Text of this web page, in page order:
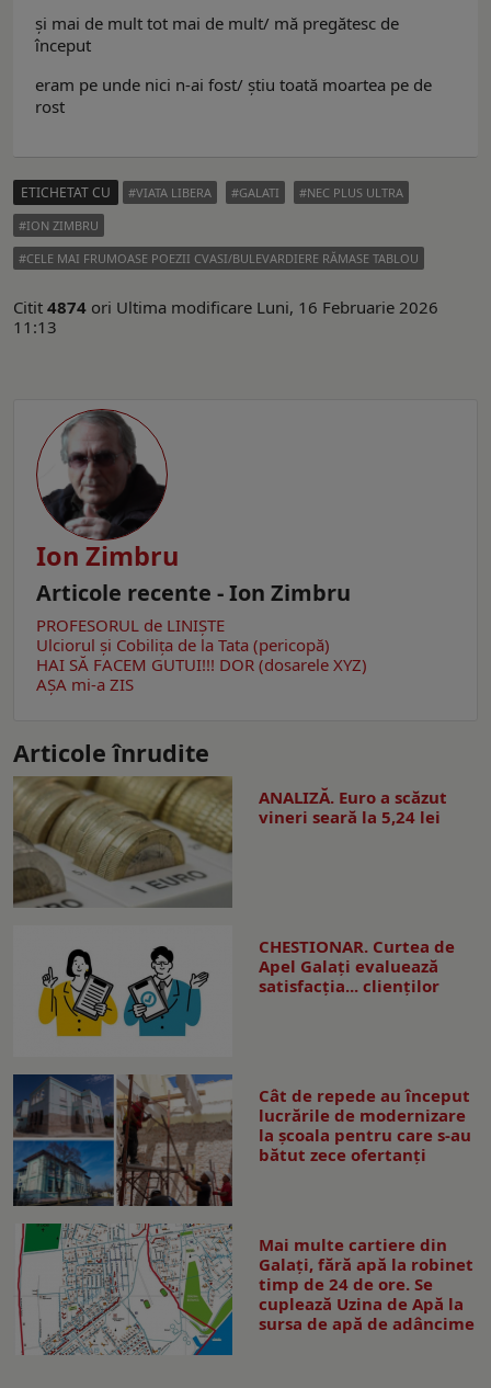
şi mai de mult tot mai de mult/ mă pregătesc de
început
eram pe unde nici n-ai fost/ ştiu toată moartea pe de
rost
ETICHETAT CU VIATA LIBERA GALATI
NEC PLUS ULTRA
ION ZIMBRU
CELE MAI FRUMOASE POEZII CVASI/BULEVARDIERE RĂMASE TABLOU
Citit 4874 ori Ultima modificare Luni, 16 Februarie 2026
11:13
Ion Zimbru
Articole recente - Ion Zimbru
PROFESORUL de LINIȘTE
Ulciorul şi Cobiliţa de la Tata (pericopă)
HAI SĂ FACEM GUTUI!!! DOR (dosarele XYZ)
AŞA mi-a ZIS
Articole înrudite
ANALIZĂ. Euro a scăzut
vineri seară la 5,24 lei
CHESTIONAR. Curtea de
Apel Galați evaluează
satisfacția... clienților
Cât de repede au început
lucrările de modernizare
la şcoala pentru care s-au
bătut zece ofertanţi
Mai multe cartiere din
Galați, fără apă la robinet
timp de 24 de ore. Se
cuplează Uzina de Apă la
sursa de apă de adâncime